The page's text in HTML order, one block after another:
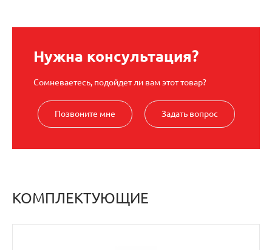
Нужна консультация?
Сомневаетесь, подойдет ли вам этот товар?
Позвоните мне Задать вопрос
КОМПЛЕКТУЮЩИЕ